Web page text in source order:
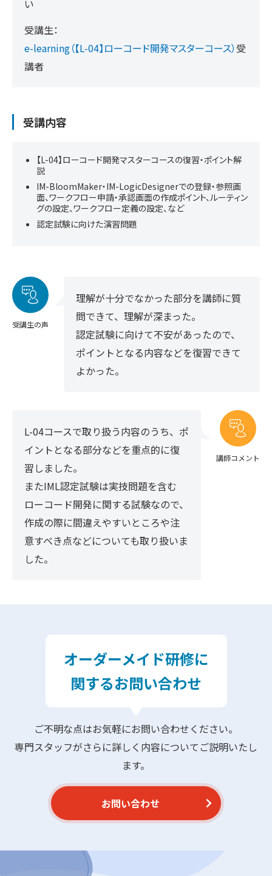
い
受講生：
e-learning（【L-04】ローコード開発マスターコース） 受
講者
受講内容
【L-04】ローコード開発マスターコースの復習・ポイント解
説
IM-BloomMaker・IM-LogicDesignerでの登録・参照画
面、ワークフロー申請・承認画面の作成ポイント、ルーティン
グの設定、ワークフロー定義の設定、など
認定試験に向けた演習問題
受講生の声
理解が十分でなかった部分を講師に質
問できて、理解が深まった。
認定試験に向けて不安があったので、
ポイントとなる内容などを復習できて
よかった。
講師コメント
L-04コースで取り扱う内容のうち、ポ
イントとなる部分などを重点的に復
習しました。
またIML認定試験は実技問題を含む
ローコード開発に関する試験なので、
作成の際に間違えやすいところや注
意すべき点などについても取り扱いま
した。
オーダーメイド研修に
関するお問い合わせ
ご不明な点はお気軽にお問い合わせください。
専門スタッフがさらに詳しく内容についてご説明いたし
ます。
お問い合わせ